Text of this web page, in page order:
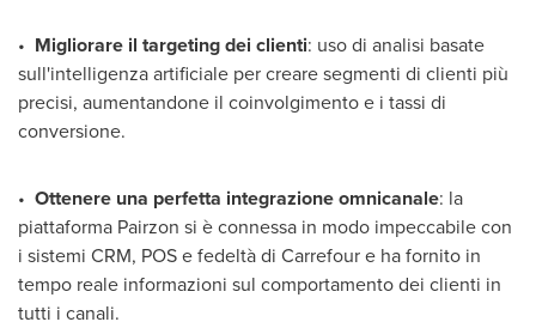
• Migliorare il targeting dei clienti: uso di analisi basate
sull'intelligenza artificiale per creare segmenti di clienti più
precisi, aumentandone il coinvolgimento e i tassi di
conversione.
• Ottenere una perfetta integrazione omnicanale: la
piattaforma Pairzon si è connessa in modo impeccabile con
i sistemi CRM, POS e fedeltà di Carrefour e ha fornito in
tempo reale informazioni sul comportamento dei clienti in
tutti i canali.